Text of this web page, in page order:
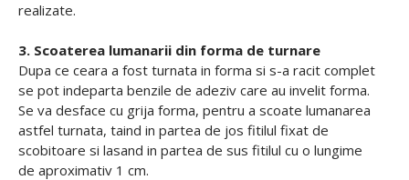
realizate.
3. Scoaterea lumanarii din forma de turnare
Dupa ce ceara a fost turnata in forma si s-a racit complet
se pot indeparta benzile de adeziv care au invelit forma.
Se va desface cu grija forma, pentru a scoate lumanarea
astfel turnata, taind in partea de jos fitilul fixat de
scobitoare si lasand in partea de sus fitilul cu o lungime
de aproximativ 1 cm.